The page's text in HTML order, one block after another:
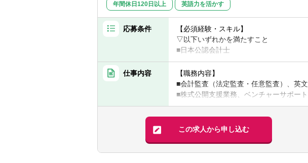
年間休日120日以上 英語力を活かす
応募条件
【必須経験・スキル】
▽以下いずれかを満たすこと
■日本公認会計士
■日本公認会計士論文式試験合格
■「米国公認会計士（USCPA）あるい
年以上）」
仕事内容
【職務内容】
■会計監査（法定監査・任意監査）、英
■株式公開支援業務、ベンチャーサポー
■内部統制構築支援業務
■中堅企業向け経営コンサルティング業務
■システム監査、リスクマネジメントのア
この求人から申し込む